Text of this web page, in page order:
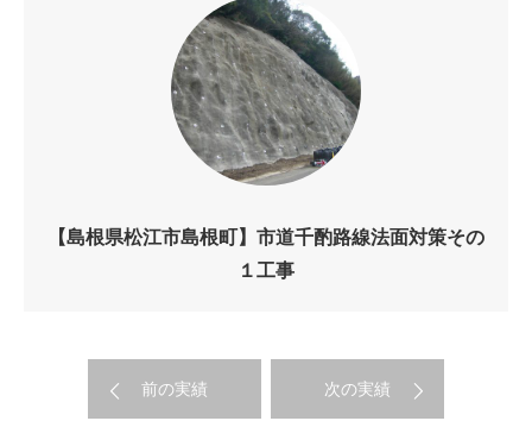
【島根県松江市島根町】市道千酌路線法面対策その
１工事
前の実績 次の実績